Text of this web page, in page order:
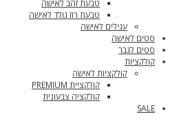
טבעת זהב לאישה
טבעת רוז גולד לאישה
עגילים לאישה
סטים לאישה
סטים לגבר
קולקציות
קולקציות לאישה
קולקציית PREMIUM
קולקציה צבעונית
SALE